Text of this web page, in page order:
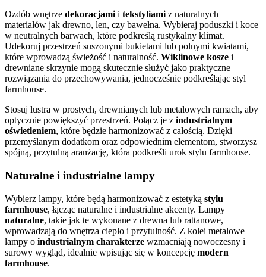
Ozdób wnętrze dekoracjamii tekstyliamiz naturalnych
materiałów jak drewno, len, czy bawełna. Wybieraj poduszki i koce
w neutralnych barwach, które podkreślą rustykalny klimat.
Udekoruj przestrzeń suszonymi bukietami lub polnymi kwiatami,
które wprowadzą świeżość i naturalność. Wiklinowe kosze i
drewniane skrzynie mogą skutecznie służyć jako praktyczne
rozwiązania do przechowywania, jednocześnie podkreślając styl
farmhouse.
Stosuj lustra w prostych, drewnianych lub metalowych ramach, aby
optycznie powiększyć przestrzeń. Połącz je z industrialnym
oświetleniem, które będzie harmonizować z całością. Dzięki
przemyślanym dodatkom oraz odpowiednim elementom, stworzysz
spójną, przytulną aranżację, która podkreśli urok stylu farmhouse.
Naturalne i industrialne lampy
Wybierz lampy, które będą harmonizować z estetyką stylu
farmhouse, łącząc naturalne i industrialne akcenty. Lampy
naturalne, takie jak te wykonane z drewna lub rattanowe,
wprowadzają do wnętrza ciepło i przytulność. Z kolei metalowe
lampy o industrialnym charakterze wzmacniają nowoczesny i
surowy wygląd, idealnie wpisując się w koncepcję modern
farmhouse.